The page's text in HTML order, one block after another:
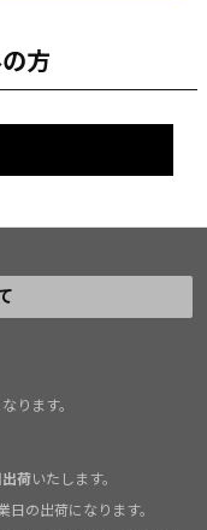
方
なります。
出荷いたします。
の出荷になります。